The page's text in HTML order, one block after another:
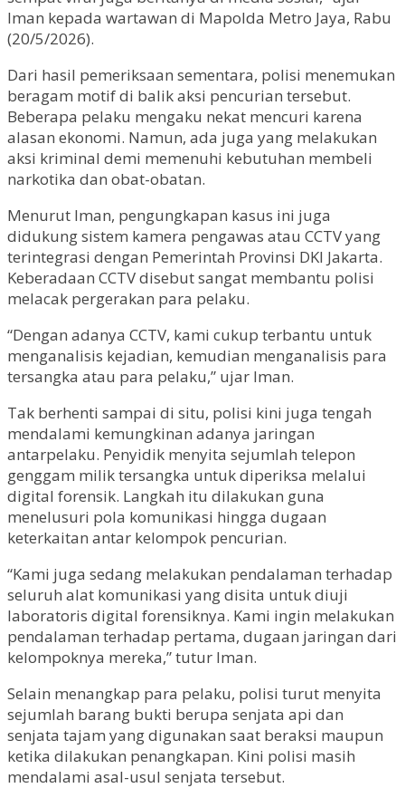
Iman kepada wartawan di Mapolda Metro Jaya, Rabu
(20/5/2026).
Dari hasil pemeriksaan sementara, polisi menemukan
beragam motif di balik aksi pencurian tersebut.
Beberapa pelaku mengaku nekat mencuri karena
alasan ekonomi. Namun, ada juga yang melakukan
aksi kriminal demi memenuhi kebutuhan membeli
narkotika dan obat-obatan.
Menurut Iman, pengungkapan kasus ini juga
didukung sistem kamera pengawas atau CCTV yang
terintegrasi dengan Pemerintah Provinsi DKI Jakarta.
Keberadaan CCTV disebut sangat membantu polisi
melacak pergerakan para pelaku.
“Dengan adanya CCTV, kami cukup terbantu untuk
menganalisis kejadian, kemudian menganalisis para
tersangka atau para pelaku,” ujar Iman.
Tak berhenti sampai di situ, polisi kini juga tengah
mendalami kemungkinan adanya jaringan
antarpelaku. Penyidik menyita sejumlah telepon
genggam milik tersangka untuk diperiksa melalui
digital forensik. Langkah itu dilakukan guna
menelusuri pola komunikasi hingga dugaan
keterkaitan antar kelompok pencurian.
“Kami juga sedang melakukan pendalaman terhadap
seluruh alat komunikasi yang disita untuk diuji
laboratoris digital forensiknya. Kami ingin melakukan
pendalaman terhadap pertama, dugaan jaringan dari
kelompoknya mereka,” tutur Iman.
Selain menangkap para pelaku, polisi turut menyita
sejumlah barang bukti berupa senjata api dan
senjata tajam yang digunakan saat beraksi maupun
ketika dilakukan penangkapan. Kini polisi masih
mendalami asal-usul senjata tersebut.